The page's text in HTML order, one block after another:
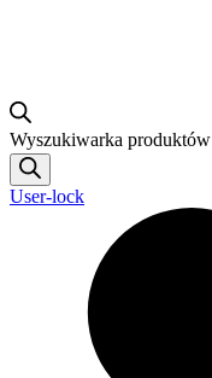
Wyszukiwarka produktów
User-lock